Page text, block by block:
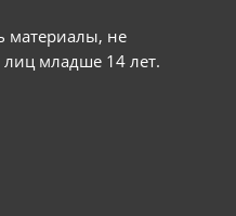
материалы, не
младше 14 лет.